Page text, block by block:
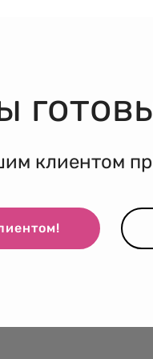
клиентом